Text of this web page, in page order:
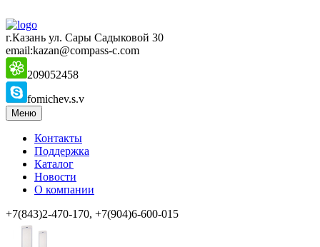
г.Казань ул. Сары Садыковой 30
email:kazan@compass-c.com
209052458
fomichev.s.v
Меню
Контакты
Поддержка
Каталог
Новости
О компании
+7(843)2-470-170, +7(904)6-600-015